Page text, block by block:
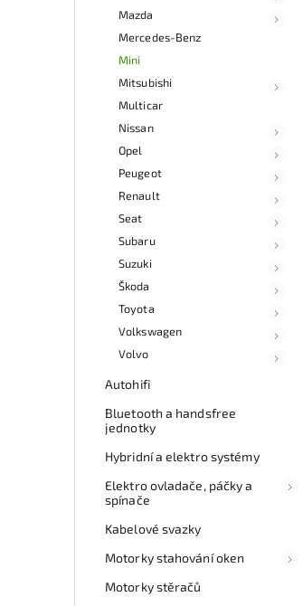
Mazda
Mercedes-Benz
Mini
Mitsubishi
Multicar
Nissan
Opel
Peugeot
Renault
Seat
Subaru
Suzuki
Škoda
Toyota
Volkswagen
Volvo
Autohifi
Bluetooth a handsfree
jednotky
Hybridní a elektro systémy
Elektro ovladače, páčky a
spínače
Kabelové svazky
Motorky stahování oken
Motorky stěračů